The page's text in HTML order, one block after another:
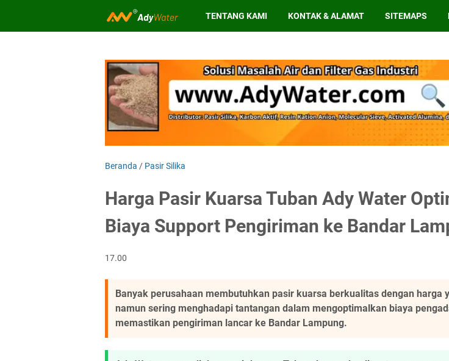
TENTANG KAMI KONTAK & ALAMAT SITEMAPS
Beranda / Pasir Silika
Harga Pasir Kuarsa Tuban Ady Water
Biaya Support Pengiriman ke Bandar
17.00
Banyak perusahaan membutuhkan pasir kuarsa berkualitas dengan harga
namun sering menghadapi tantangan dalam mengoptimalkan biaya
memastikan pengiriman lancar ke Bandar Lampung.